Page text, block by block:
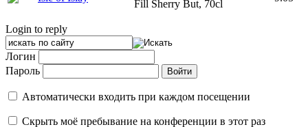
Fill Sherry But, 70cl
Login to reply
Логин
Пароль
Автоматически входить при каждом посещении
Скрыть моё пребывание на конференции в этот раз